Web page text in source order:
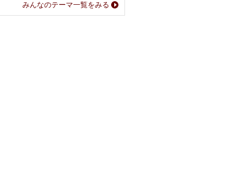
みんなのテーマ一覧をみる